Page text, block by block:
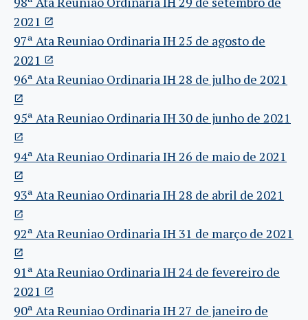
2021
97ª Ata Reuniao Ordinaria IH 25 de agosto de
2021
96ª Ata Reuniao Ordinaria IH 28 de julho de 2021
95ª Ata Reuniao Ordinaria IH 30 de junho de 2021
94ª Ata Reuniao Ordinaria IH 26 de maio de 2021
93ª Ata Reuniao Ordinaria IH 28 de abril de 2021
92ª Ata Reuniao Ordinaria IH 31 de março de 2021
91ª Ata Reuniao Ordinaria IH 24 de fevereiro de
2021
90ª Ata Reuniao Ordinaria IH 27 de janeiro de